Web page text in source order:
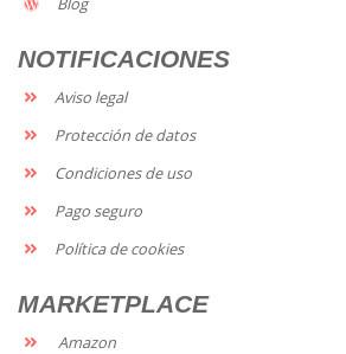
NOTIFICACIONES
Aviso legal
Protección de datos
Condiciones de uso
Pago seguro
Política de cookies
MARKETPLACE
Amazon